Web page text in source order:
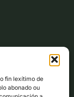
fin lexítimo de
abonado ou